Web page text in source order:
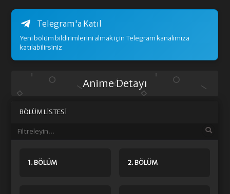
Telegram'a Katıl
Yeni bölüm bildirimlerini almak için Telegram kanalımıza
katılabilirsiniz
Anime Detayı
BÖLÜM LISTESI
1. BÖLÜM 2. BÖLÜM